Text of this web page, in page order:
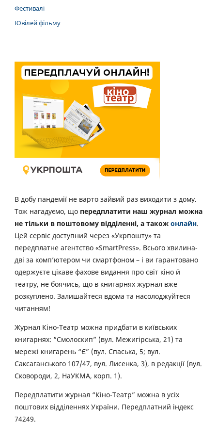
Фестивалі
Ювілей фільму
В добу пандемії не варто зайвий раз виходити з дому.
Тож нагадуємо, що передплатити наш журнал можна
не тільки в поштовому відділенні, а також онлайн.
Цей сервіс доступний через «Укрпошту» та
передплатне агентство «SmartPress». Всього хвилина-
дві за комп’ютером чи смартфоном – і ви гарантовано
одержуєте цікаве фахове видання про світ кіно й
театру, не боячись, що в книгарнях журнал вже
розкуплено. Залишайтеся вдома та насолоджуйтеся
читанням!
Журнал Кіно-Театр можна придбати в київських
книгарнях: “Смолоскип” (вул. Межигірська, 21) та
мережі книгарень “Є” (вул. Спаська, 5; вул.
Саксаганського 107/47, вул. Лисенка, 3), в редакції (вул.
Сковороди, 2, НаУКМА, корп. 1).
Передплатити журнал “Кіно-Театр” можна в усіх
поштових відділеннях України. Передплатний індекс
74249.